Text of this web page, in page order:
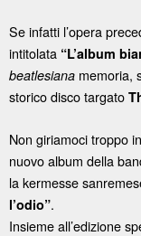
Se infatti l’opera
intitolata “L’album
beatlesiana memoria,
storico disco targato
Non giriamoci troppo
nuovo album della
la kermesse
l’odio”.
Insieme all’edizione